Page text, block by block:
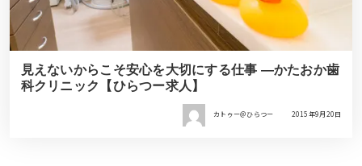
見えないからこそ安心を大切にする仕事 ―かたおか歯
科クリニック【ひらつー求人】
カトゥー＠ひらつー 2015年9月20日